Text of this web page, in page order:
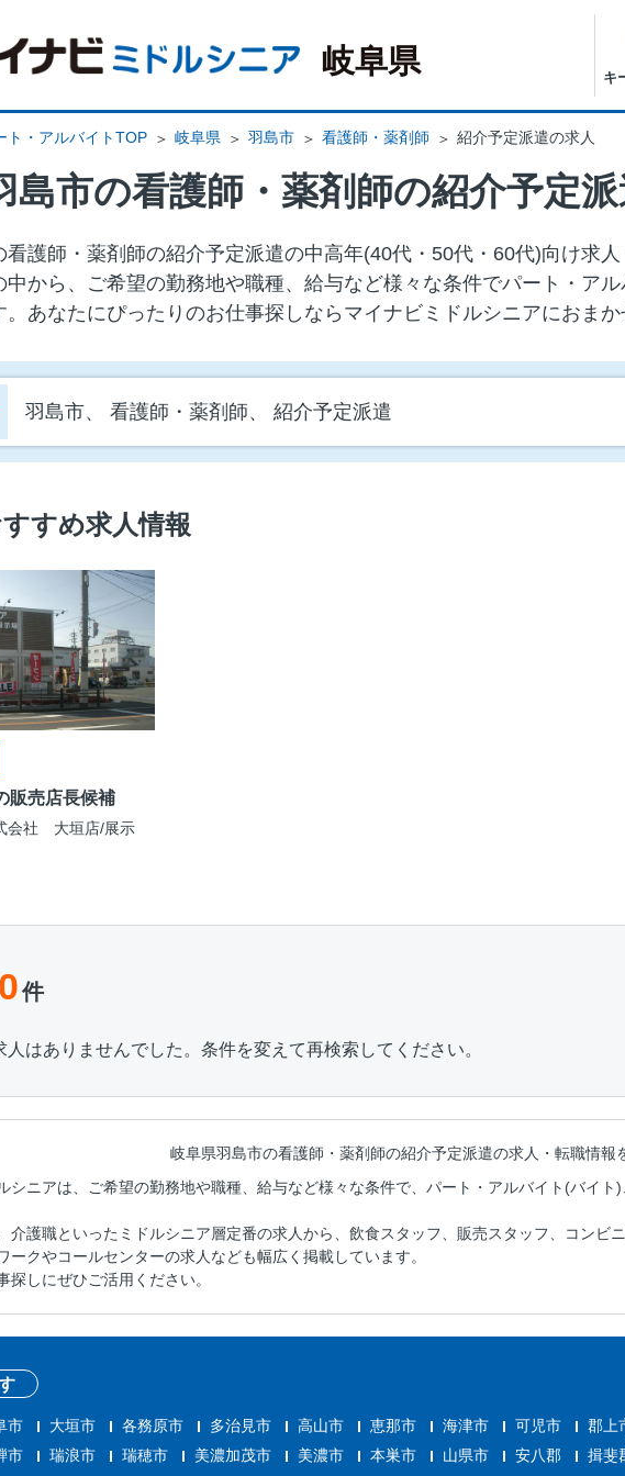
岐阜県 キ
ト・アルバイトTOP 岐阜県 羽島市 看護師・薬剤師 紹介予定派遣の求人
島市の看護師・薬剤師の紹介予定
看護師・薬剤師の紹介予定派遣の中⾼年(40代・50代・60代)向け求
中から、ご希望の勤務地や職種、給与など様々な条件でパート・ア
。あなたにぴったりのお仕事探しならマイナビミドルシニアにおまか
羽島市、 看護師・薬剤師、 紹介予定派遣
すめ求人情報
販売店長候補
会社 大垣店/展示
0件
人はありませんでした。条件を変えて再検索してください。
岐阜県羽島市の看護師・薬剤師の紹介予定派遣の求人・転職情報
シニアは、ご希望の勤務地や職種、給与など様々な条件で、パート・アルバイト(バイ
介護職といったミドルシニア層定番の求人から、飲食スタッフ、販売スタッフ、コンビ
ークやコールセンターの求人なども幅広く掲載しています。
探しにぜひご活用ください。
市 大垣市 各務原市 多治見市 高山市 恵那市 海津市 可児市 郡上
市
瑞浪市 瑞穂市 美濃加茂市 美濃市 本巣市 山県市 安八郡 揖斐